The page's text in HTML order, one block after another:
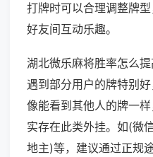
打牌时可以合理调整牌
好友间互动乐趣。
湖北微乐麻将胜率怎么
遇到部分用户的牌特别
像能看到其他人的牌一
实存在此类外挂。如(微
地主)等，建议通过正规